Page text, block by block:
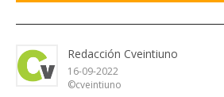
Redacción Cveintiuno
16-09-2022
©cveintiuno